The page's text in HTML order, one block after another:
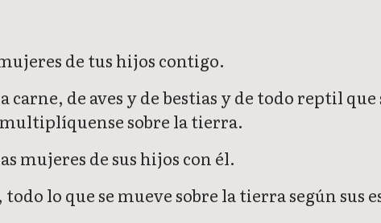
de tus hijos contigo.
de aves y de bestias y de todo reptil
sobre la tierra.
mujeres de sus hijos con él.
lo que se mueve sobre la tierra según sus